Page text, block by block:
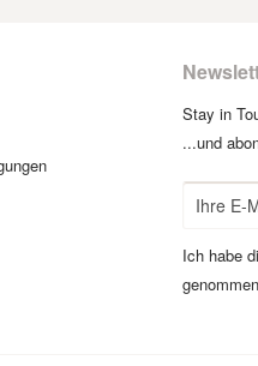
Stay in
...und
Ich habe